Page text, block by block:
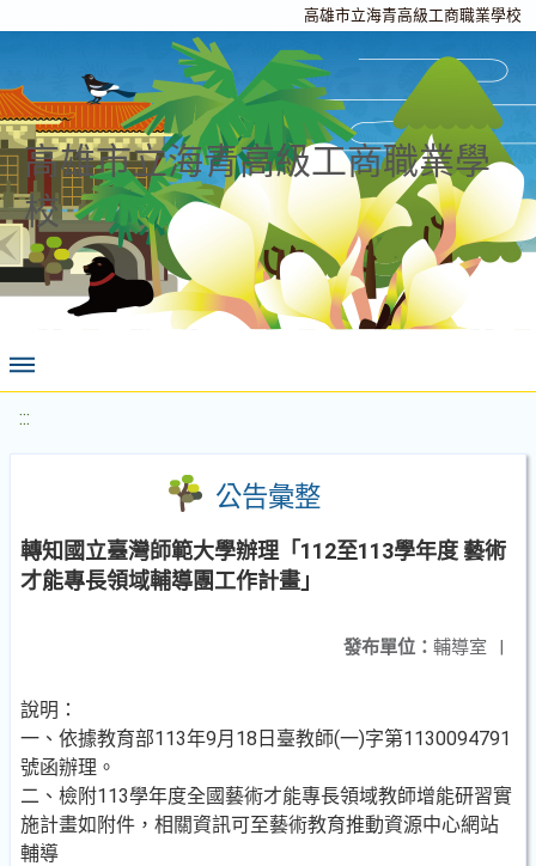
高雄市立海青高級工商職業學校
高雄市立海青高級工商職業學
校
:::
公告彙整
轉知國立臺灣師範大學辦理「112至113學年度 藝術
才能專長領域輔導團工作計畫」
發布單位： 輔導室 |
說明：
一、依據教育部113年9月18日臺教師(一)字第1130094791
號函辦理。
二、檢附113學年度全國藝術才能專長領域教師增能研習實
施計畫如附件，相關資訊可至藝術教育推動資源中心網站
輔導